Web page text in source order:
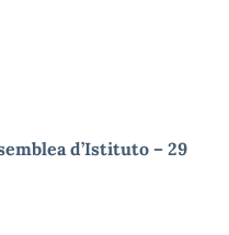
d’Istituto – 29